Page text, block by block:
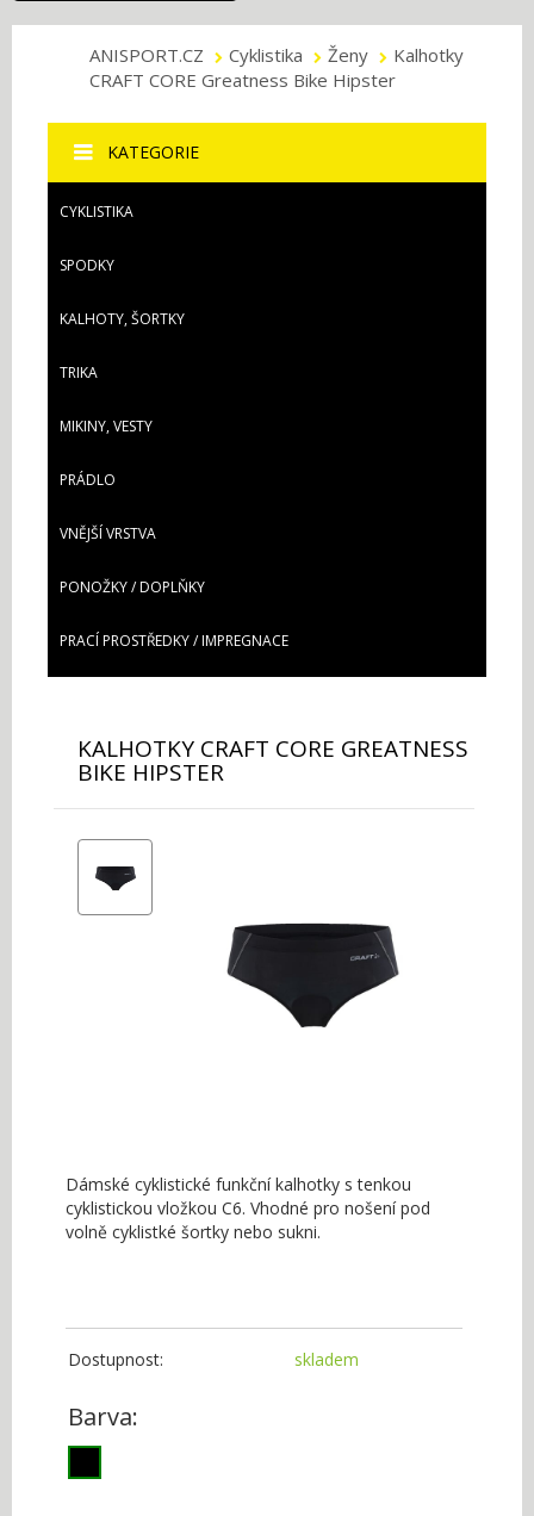
ANISPORT.CZ Cyklistika Ženy
Kalhotky
CRAFT CORE Greatness Bike Hipster
KATEGORIE
CYKLISTIKA
SPODKY
KALHOTY, ŠORTKY
TRIKA
MIKINY, VESTY
PRÁDLO
VNĚJŠÍ VRSTVA
PONOŽKY / DOPLŇKY
PRACÍ PROSTŘEDKY / IMPREGNACE
KALHOTKY CRAFT CORE GREATNESS
BIKE HIPSTER
Dámské cyklistické funkční kalhotky s tenkou
cyklistickou vložkou C6. Vhodné pro nošení pod
volně cyklistké šortky nebo sukni.
Dostupnost: skladem
Barva: